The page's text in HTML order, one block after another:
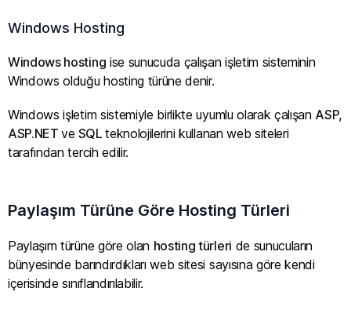
Windows Hosting
Windows hosting ise sunucuda çalışan işletim sisteminin
Windows olduğu hosting türüne denir.
Windows işletim sistemiyle birlikte uyumlu olarak çalışan ASP,
ASP.NETve SQLteknolojilerini kullanan web siteleri
tarafından tercih edilir.
Paylaşım Türüne Göre Hosting Türleri
Paylaşım türüne göre olan hosting türleri de sunucuların
bünyesinde barındırdıkları web sitesi sayısına göre kendi
içerisinde sınıflandırılabilir.